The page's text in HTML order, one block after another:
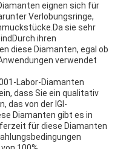
eignen sich für
Verlobungsringe,
sie sehr
ihren
diese Diamanten, egal ob
verwendet
Labor-Diamanten
dass Sie ein qualitativ
das von der IGI-
Diamanten gibt es in
für diese Diamanten